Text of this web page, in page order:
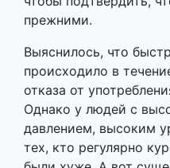
прежними.
Выяснилось, что
происходило в
отказа от
Однако у людей с
давлением, высоким
тех, кто регулярно